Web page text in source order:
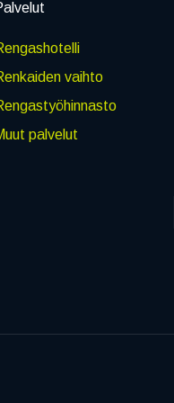
vaihto
palvelut